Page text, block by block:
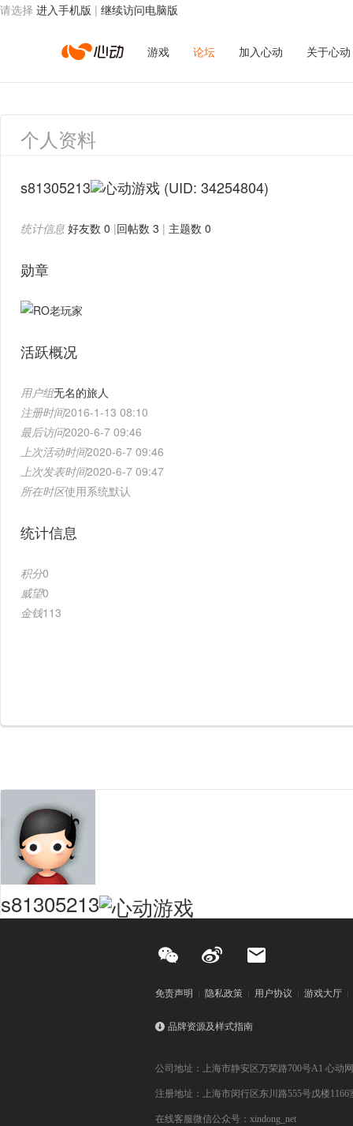
请选择 进入手机版 | 继续访问电脑版
心
动
络
游戏 论坛 加入心动 关于心动
个人资料
s81305213 (UID: 34254804)
统计信息 好友数 0 |回帖数 3 | 主题数 0
勋章
活跃概况
用户组无名的旅人
注册时间2016-1-13 08:10
最后访问2020-6-7 09:46
上次活动时间2020-6-7 09:46
上次发表时间2020-6-7 09:47
所在时区使用系统默认
统计信息
积分0
威望0
金钱113
s81305213
免责声明 隐私政策 用户协议 游戏大厅
品牌资源及样式指南
公司地址：上海市静安区万荣路700号A1 心动
注册地址：上海市闵行区东川路555号戊楼1166
在线客服微信公众号：xindong_net